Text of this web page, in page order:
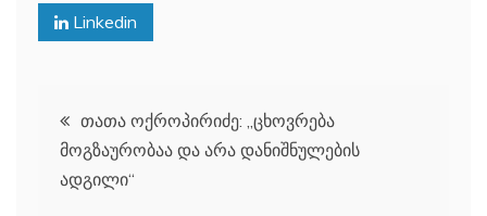
Linkedin
პოსტის
ნავიგაცია
თათა ოქროპირიძე: „ცხოვრება
მოგზაურობაა და არა დანიშნულების
ადგილი“